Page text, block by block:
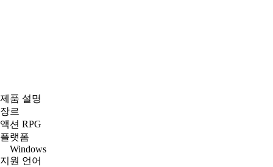
제품 설명
장르
액션 RPG
플랫폼
Windows
지원 언어